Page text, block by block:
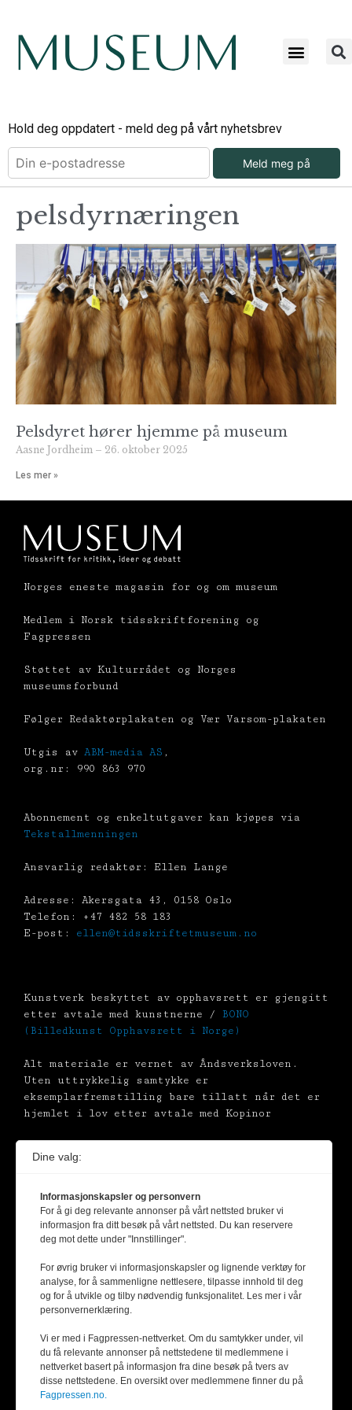
Hold deg oppdatert - meld deg på vårt nyhetsbrev
Meld meg på
pelsdyrnæringen
Pelsdyret hører hjemme på museum
Aasne Jordheim 26. oktober 2025
Les mer »
Norges eneste magasin for og om museum
Medlem i Norsk tidsskriftforening og
Fagpressen
Støttet av Kulturrådet og Norges
museumsforbund
Følger Redaktørplakaten og Vær Varsom-plakaten
Utgis av ABM-media AS ,
org.nr: 990 863 970
Abonnement og enkeltutgaver kan kjøpes via
Tekstallmenningen
Ansvarlig redaktør: Ellen Lange
Adresse: Akersgata 43, 0158 Oslo
Telefon: +47 482 58 183
E-post: ellen@tidsskriftetmuseum.no
Kunstverk beskyttet av opphavsrett er gjengitt
etter avtale med kunstnerne / BONO
(Billedkunst Opphavsrett i Norge)
Alt materiale er vernet av Åndsverksloven.
Uten uttrykkelig samtykke er
eksemplarfremstilling bare tillatt når det er
hjemlet i lov etter avtale med Kopinor
Dine valg:
Informasjonskapsler og personvern
For å gi deg relevante annonser på vårt nettsted bruker vi
informasjon fra ditt besøk på vårt nettsted. Du kan reservere
deg mot dette under "Innstillinger".
For øvrig bruker vi informasjonskapsler og lignende verktøy for
analyse, for å sammenligne nettlesere, tilpasse innhold til deg
og for å utvikle og tilby nødvendig funksjonalitet. Les mer i vår
personvernerklæring.
Vi er med i Fagpressen-nettverket. Om du samtykker under, vil
du få relevante annonser på nettstedene til medlemmene i
nettverket basert på informasjon fra dine besøk på tvers av
disse nettstedene. En oversikt over medlemmene finner du på
Fagpressen.no.